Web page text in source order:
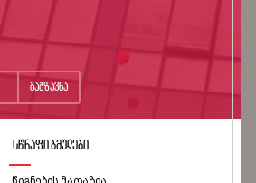
გაგზავნა
სწრაფი ბმულები
წიგნების მაღაზია